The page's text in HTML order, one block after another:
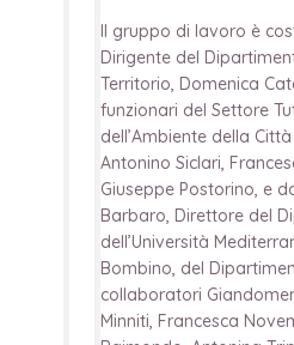
Il gruppo di lavoro è
Dirigente del
Territorio, Domenica
funzionari del Settore
dell’Ambiente della
Antonino Siclari,
Giuseppe Postorino, e
Barbaro, Direttore del
dell’Università
Bombino, del
collaboratori
Minniti, Francesca